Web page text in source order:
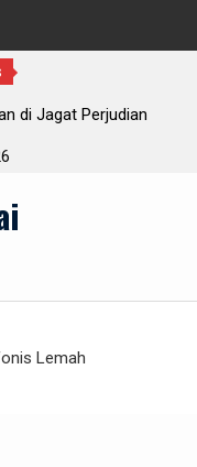
di Jagat Perjudian
Lemah